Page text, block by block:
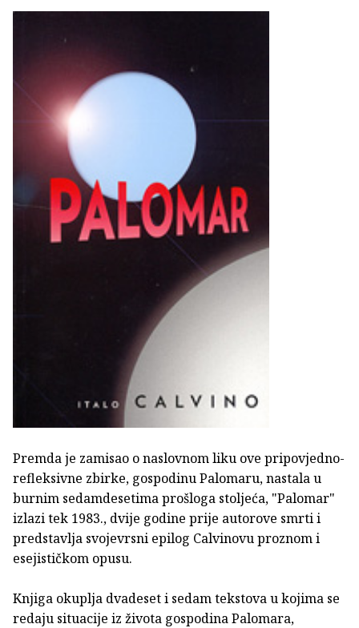
Premda je zamisao o naslovnom liku ove pripovjedno-
refleksivne zbirke, gospodinu Palomaru, nastala u
burnim sedamdesetima prošloga stoljeća, "Palomar"
izlazi tek 1983., dvije godine prije autorove smrti i
predstavlja svojevrsni epilog Calvinovu proznom i
esejističkom opusu.
Knjiga okuplja dvadeset i sedam tekstova u kojima se
redaju situacije iz života gospodina Palomara,